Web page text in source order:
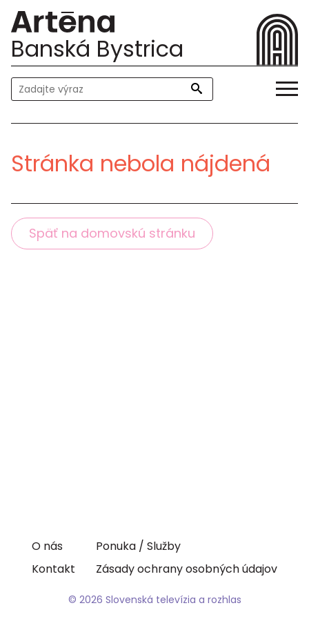
Banská Bystrica
Stránka nebola nájdená
Späť na domovskú stránku
O nás
Kontakt
Ponuka / Služby
Zásady ochrany osobných údajov
© 2026 Slovenská televízia a rozhlas